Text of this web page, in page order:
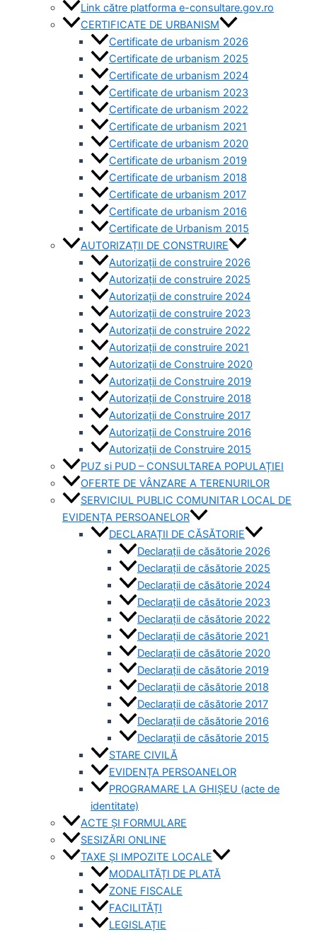
Link către platforma e-consultare.gov.ro
CERTIFICATE DE URBANISM
Certificate de urbanism 2026
Certificate de urbanism 2025
Certificate de urbanism 2024
Certificate de urbanism 2023
Certificate de urbanism 2022
Certificate de urbanism 2021
Certificate de urbanism 2020
Certificate de urbanism 2019
Certificate de urbanism 2018
Certificate de urbanism 2017
Certificate de urbanism 2016
Certificate de Urbanism 2015
AUTORIZAȚII DE CONSTRUIRE
Autorizații de construire 2026
Autorizații de construire 2025
Autorizații de construire 2024
Autorizații de construire 2023
Autorizații de construire 2022
Autorizații de construire 2021
Autorizații de Construire 2020
Autorizații de Construire 2019
Autorizaţii de Construire 2018
Autorizaţii de Construire 2017
Autorizaţii de Construire 2016
Autorizaţii de Construire 2015
PUZ si PUD – CONSULTAREA POPULAȚIEI
OFERTE DE VÂNZARE A TERENURILOR
SERVICIUL PUBLIC COMUNITAR LOCAL DE
EVIDENȚA PERSOANELOR
DECLARAȚII DE CĂSĂTORIE
Declarații de căsătorie 2026
Declarații de căsătorie 2025
Declarații de căsătorie 2024
Declarații de căsătorie 2023
Declarații de căsătorie 2022
Declarații de căsătorie 2021
Declarații de căsătorie 2020
Declarații de căsătorie 2019
Declarații de căsătorie 2018
Declarații de căsătorie 2017
Declarații de căsătorie 2016
Declarații de căsătorie 2015
STARE CIVILĂ
EVIDENȚA PERSOANELOR
PROGRAMARE LA GHIȘEU (acte de
identitate)
ACTE ȘI FORMULARE
SESIZĂRI ONLINE
TAXE ȘI IMPOZITE LOCALE
MODALITĂȚI DE PLATĂ
ZONE FISCALE
FACILITĂȚI
LEGISLAȚIE